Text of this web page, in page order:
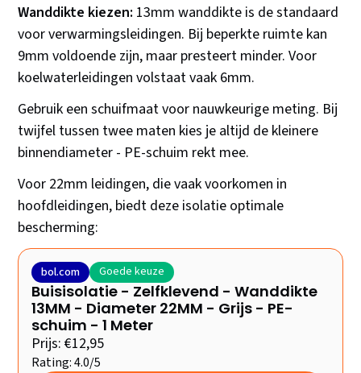
Wanddikte kiezen: 13mm wanddikte is de standaard
voor verwarmingsleidingen. Bij beperkte ruimte kan
9mm voldoende zijn, maar presteert minder. Voor
koelwaterleidingen volstaat vaak 6mm.
Gebruik een schuifmaat voor nauwkeurige meting. Bij
twijfel tussen twee maten kies je altijd de kleinere
binnendiameter - PE-schuim rekt mee.
Voor 22mm leidingen, die vaak voorkomen in
hoofdleidingen, biedt deze isolatie optimale
bescherming:
bol.com Goede keuze
Buisisolatie - Zelfklevend - Wanddikte
13MM - Diameter 22MM - Grijs - PE-
schuim - 1 Meter
Prijs: €12,95
Rating: 4.0/5